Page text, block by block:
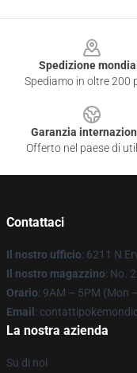
Spedizione
Spediamo in oltre 200
Garanzia
Offerto nel paese di
Contattaci
Il nostro ufficio: 6211 N
Il nostro magazzino: No.
Orario: 9AM – 5PM (Mon
Email :
La nostra azienda
Su di noi